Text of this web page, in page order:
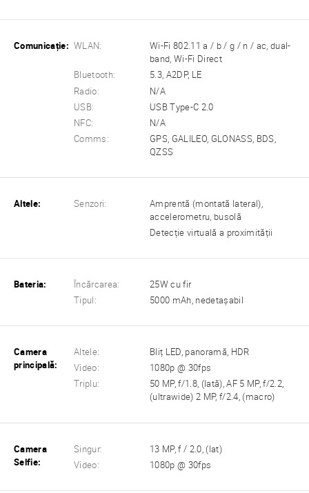
Comunicație: WLAN:
Wi-Fi 802.11 a / b / g / n / ac, dual-
band, Wi-Fi Direct
Bluetooth:
5.3, A2DP, LE
Radio:
N/A
USB:
USB Type-C 2.0
NFC:
N/A
Comms:
GPS, GALILEO, GLONASS, BDS,
QZSS
Altele: Senzori:
Amprentă (montată lateral),
accelerometru, busolă
Detecție virtuală a proximității
Bateria: Încărcarea:
25W cu fir
Tipul:
5000 mAh, nedetașabil
Camera
principală:
Altele:
Bliț LED, panoramă, HDR
Video:
1080p @ 30fps
Triplu:
50 MP, f/1.8, (lată), AF 5 MP, f/2.2,
(ultrawide) 2 MP, f/2.4, (macro)
Camera
Selfie:
Singur:
13 MP, f / 2.0, (lat)
Video:
1080p @ 30fps